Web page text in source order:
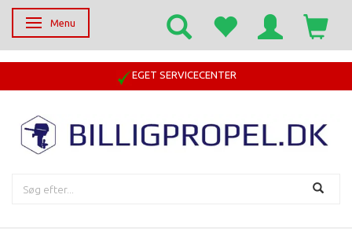
Skifte navigation
Menu
EGET SERVICECENTER